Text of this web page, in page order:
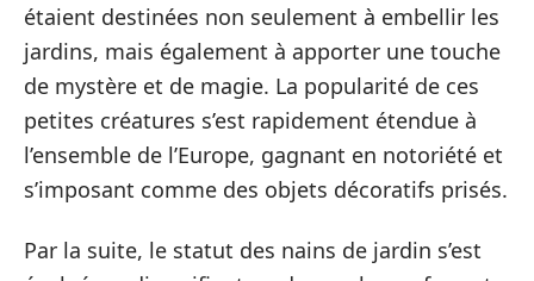
étaient destinées non seulement à embellir les
jardins, mais également à apporter une touche
de mystère et de magie. La popularité de ces
petites créatures s’est rapidement étendue à
l’ensemble de l’Europe, gagnant en notoriété et
s’imposant comme des objets décoratifs prisés.
Par la suite, le statut des nains de jardin s’est